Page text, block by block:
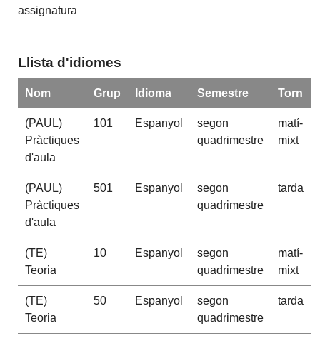
assignatura
Llista d'idiomes
Nom Grup Idioma Semestre Torn
(PAUL)
Pràctiques
d'aula
101 Espanyol
segon
quadrimestre
matí-
mixt
(PAUL)
Pràctiques
d'aula
501 Espanyol
segon
quadrimestre
tarda
(TE)
Teoria
10 Espanyol
segon
quadrimestre
matí-
mixt
(TE)
Teoria
50 Espanyol
segon
quadrimestre
tarda